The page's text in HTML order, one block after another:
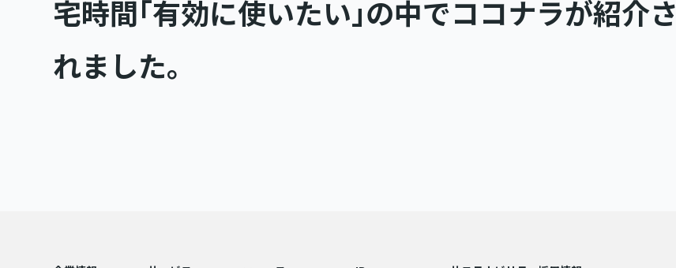
宅時間｢有効に使いたい｣の中でココナラが紹介さ
れました。